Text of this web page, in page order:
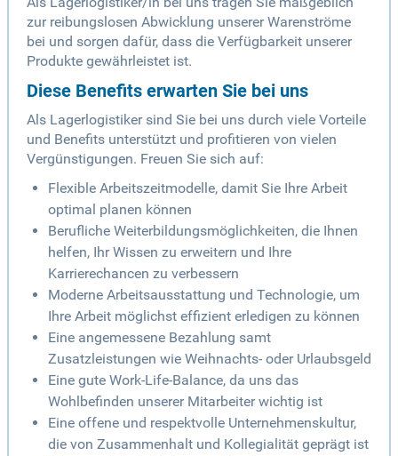
zur reibungslosen Abwicklung unserer Warenströme
bei und sorgen dafür, dass die Verfügbarkeit unserer
Produkte gewährleistet ist.
Diese Benefits erwarten Sie bei uns
Als Lagerlogistiker sind Sie bei uns durch viele Vorteile
und Benefits unterstützt und profitieren von vielen
Vergünstigungen. Freuen Sie sich auf:
Flexible Arbeitszeitmodelle, damit Sie Ihre Arbeit
optimal planen können
Berufliche Weiterbildungsmöglichkeiten, die Ihnen
helfen, Ihr Wissen zu erweitern und Ihre
Karrierechancen zu verbessern
Moderne Arbeitsausstattung und Technologie, um
Ihre Arbeit möglichst effizient erledigen zu können
Eine angemessene Bezahlung samt
Zusatzleistungen wie Weihnachts- oder Urlaubsgeld
Eine gute Work-Life-Balance, da uns das
Wohlbefinden unserer Mitarbeiter wichtig ist
Eine offene und respektvolle Unternehmenskultur,
die von Zusammenhalt und Kollegialität geprägt ist